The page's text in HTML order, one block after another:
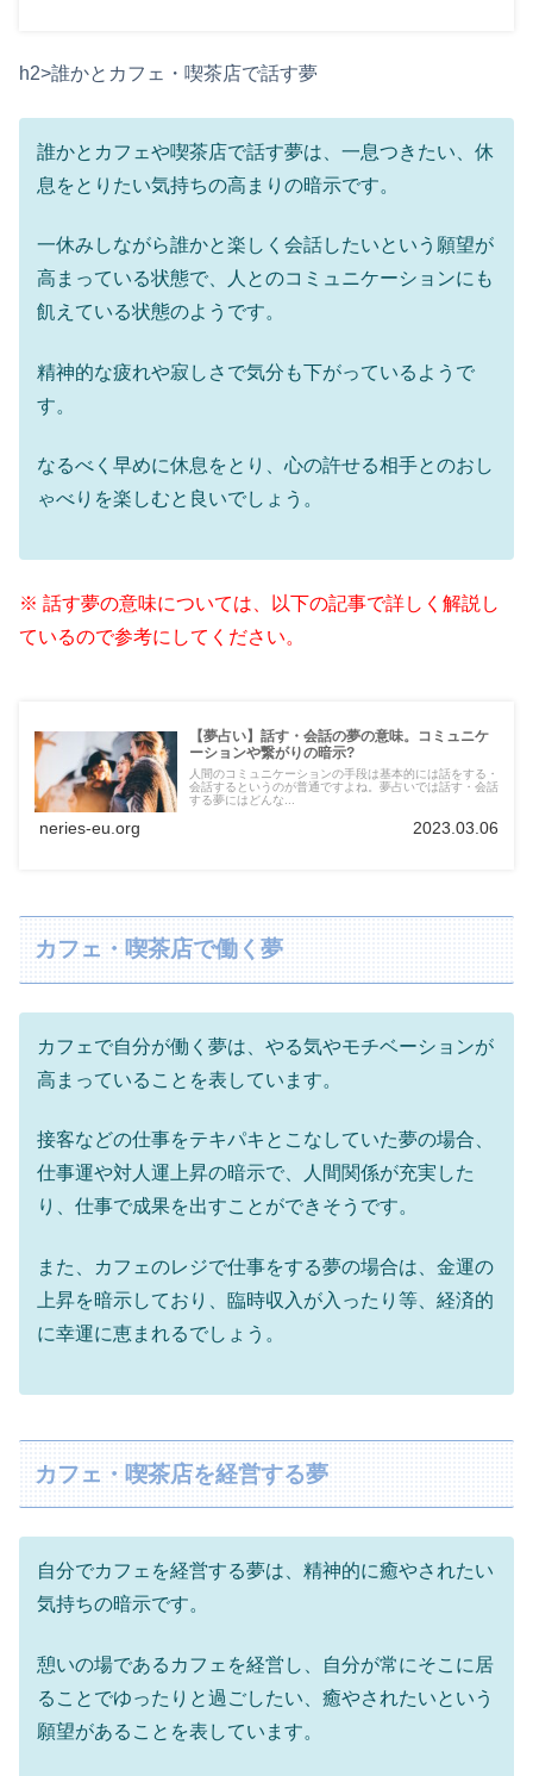
h2>誰かとカフェ・喫茶店で話す夢
誰かとカフェや喫茶店で話す夢は、一息つきたい、休
息をとりたい気持ちの高まりの暗示です。
一休みしながら誰かと楽しく会話したいという願望が
高まっている状態で、人とのコミュニケーションにも
飢えている状態のようです。
精神的な疲れや寂しさで気分も下がっているようで
す。
なるべく早めに休息をとり、心の許せる相手とのおし
ゃべりを楽しむと良いでしょう。
※ 話す夢の意味については、以下の記事で詳しく解説し
ているので参考にしてください。
【夢占い】話す・会話の夢の意味。コミュニケ
ーションや繋がりの暗示?
人間のコミュニケーションの手段は基本的には話をする・
会話するというのが普通ですよね。夢占いでは話す・会話
する夢にはどんな...
neries-eu.org 2023.03.06
カフェ・喫茶店で働く夢
カフェで自分が働く夢は、やる気やモチベーションが
高まっていることを表しています。
接客などの仕事をテキパキとこなしていた夢の場合、
仕事運や対人運上昇の暗示で、人間関係が充実した
り、仕事で成果を出すことができそうです。
また、カフェのレジで仕事をする夢の場合は、金運の
上昇を暗示しており、臨時収入が入ったり等、経済的
に幸運に恵まれるでしょう。
カフェ・喫茶店を経営する夢
自分でカフェを経営する夢は、精神的に癒やされたい
気持ちの暗示です。
憩いの場であるカフェを経営し、自分が常にそこに居
ることでゆったりと過ごしたい、癒やされたいという
願望があることを表しています。